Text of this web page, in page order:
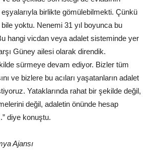
eşyalarıyla birlikte gömülebilmekti. Çünkü
bile yoktu. Nenemi 31 yıl boyunca bu
hangi vicdan veya adalet sisteminde yer
Güney ailesi olarak direndik.
sürmeye devam ediyor. Bizler tüm
ve bizlere bu acıları yaşatanların adalet
Yataklarında rahat bir şekilde değil,
değil, adaletin önünde hesap
diye konuştu.
Ajansı